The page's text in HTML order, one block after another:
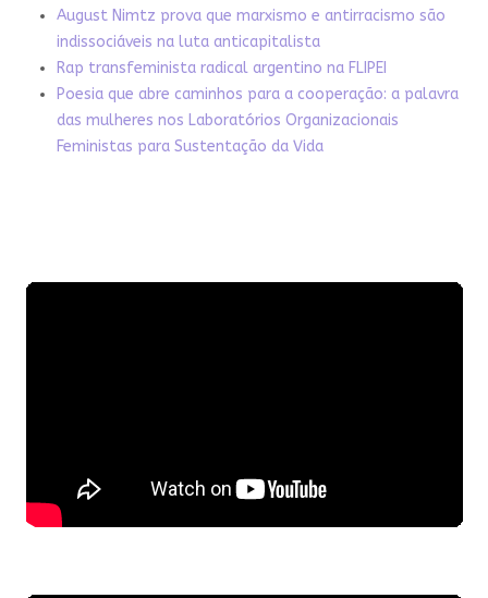
August Nimtz prova que marxismo e antirracismo são
indissociáveis na luta anticapitalista
Rap transfeminista radical argentino na FLIPEI
Poesia que abre caminhos para a cooperação: a palavra
das mulheres nos Laboratórios Organizacionais
Feministas para Sustentação da Vida